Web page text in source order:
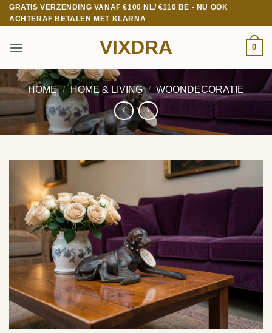
Ga
naar
GRATIS VERZENDING VANAF €100 NL/ €110 BE - NU OOK
ACHTERAF BETALEN MET KLARNA
VIXDRA 0
HOME / HOME & LIVING / WOONDECORATIE